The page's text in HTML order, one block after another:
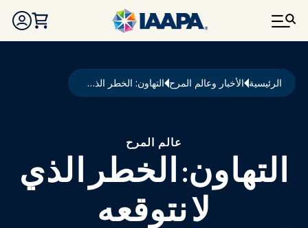
تجاوز إلى المحتوى الرئيسي
مسار التنقل
الرئيسية الأخبار وعالم المرح التهاون: الخطر الذي لا نتوقعه
عالم المرح
التهاون: الخطر الذي
لا نتوقعه